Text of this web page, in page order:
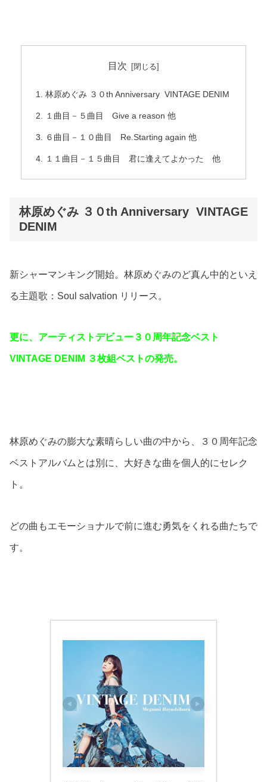
目次
林原めぐみ ３０th Anniversary VINTAGE DENIM
１曲目－５曲目 Give a reason 他
６曲目－１０曲目 Re.Starting again 他
１１曲目－１５曲目 君に逢えてよかった 他
林原めぐみ ３０th Anniversary VINTAGE
DENIM
新シャーマンキング開始。林原めぐみのど真ん中的といえ
る主題歌：Soul salvation リリース。
更に、アーティストデビュー３０周年記念ベスト
VINTAGE DENIM ３枚組ベストの発売。
林原めぐみの膨大な素晴らしい曲の中から、３０周年記念
ベストアルバムとは別に、大好きな曲を個人的にセレク
ト。
どの曲もエモーショナルで前に進む勇気をくれる曲たちで
す。